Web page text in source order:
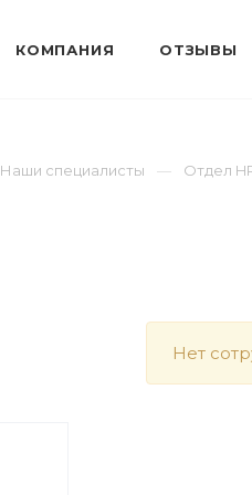
Наши специалисты Отдел
Нет